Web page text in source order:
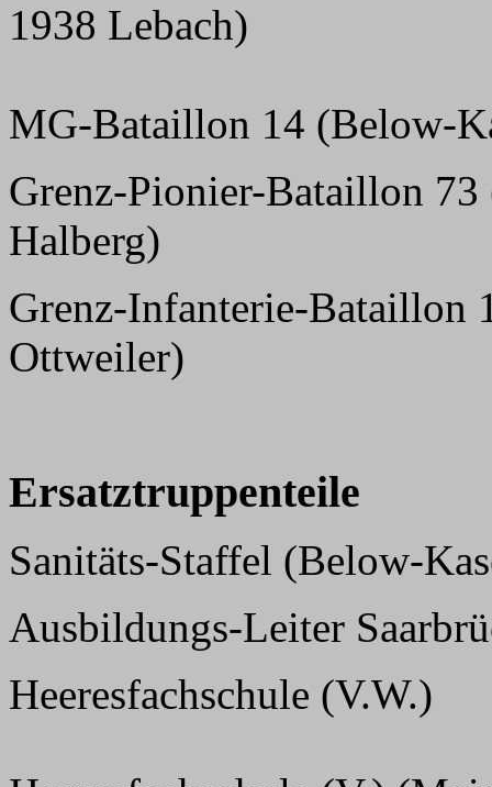
1938 Lebach)
MG-Bataillon 14 (Below-
Grenz-Pionier-Bataillon 73
Halberg)
Grenz-Infanterie-Bataillon
Ottweiler)
Ersatztruppenteile
Sanitäts-Staffel (Below-
Ausbildungs-Leiter
Heeresfachschule (V.W.)